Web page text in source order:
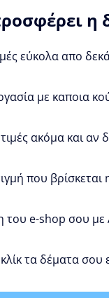
η
εύκολα απο
με καποια
ακόμα και αν
που
του e-shop σου με
τα δέματα σου